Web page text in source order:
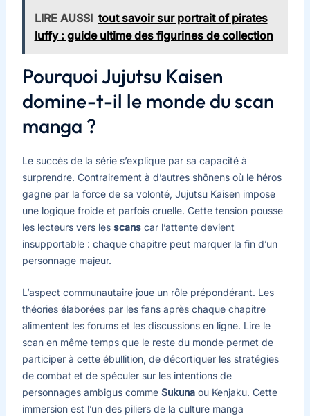
LIRE AUSSI tout savoir sur portrait of pirates
luffy : guide ultime des figurines de collection
Pourquoi Jujutsu Kaisen
domine-t-il le monde du scan
manga ?
Le succès de la série s’explique par sa capacité à
surprendre. Contrairement à d’autres shōnens où le héros
gagne par la force de sa volonté, Jujutsu Kaisen impose
une logique froide et parfois cruelle. Cette tension pousse
les lecteurs vers les scanscar l’attente devient
insupportable : chaque chapitre peut marquer la fin d’un
personnage majeur.
L’aspect communautaire joue un rôle prépondérant. Les
théories élaborées par les fans après chaque chapitre
alimentent les forums et les discussions en ligne. Lire le
scan en même temps que le reste du monde permet de
participer à cette ébullition, de décortiquer les stratégies
de combat et de spéculer sur les intentions de
personnages ambigus comme Sukunaou Kenjaku. Cette
immersion est l’un des piliers de la culture manga